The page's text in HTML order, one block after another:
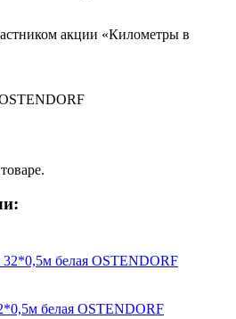
акции «Километры в
белая OSTENDORF